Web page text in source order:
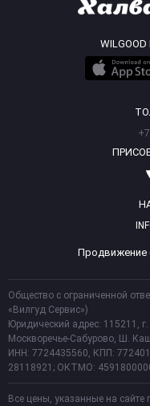
Продвижение
Общество с ограниченной
«Вилгуд Сервис»)
Юридический адрес: 115211,
Москворечье-Сабурово, Ш.
ИНН: 7724435560, КПП:
28118921; ОКТМО:
Все цены, указанные на